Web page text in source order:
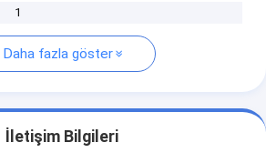
1
Daha fazla göster
İletişim Bilgileri